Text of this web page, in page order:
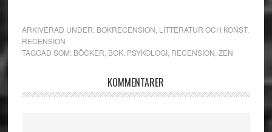
ARKIVERAD UNDER: BOKRECENSION LITTERATUR OCH KONST,
RECENSION
TAGGAD SOM: BÖCKER BOK, PSYKOLOGI, RECENSION ZEN
Läsarkommentarer
KOMMENTARER